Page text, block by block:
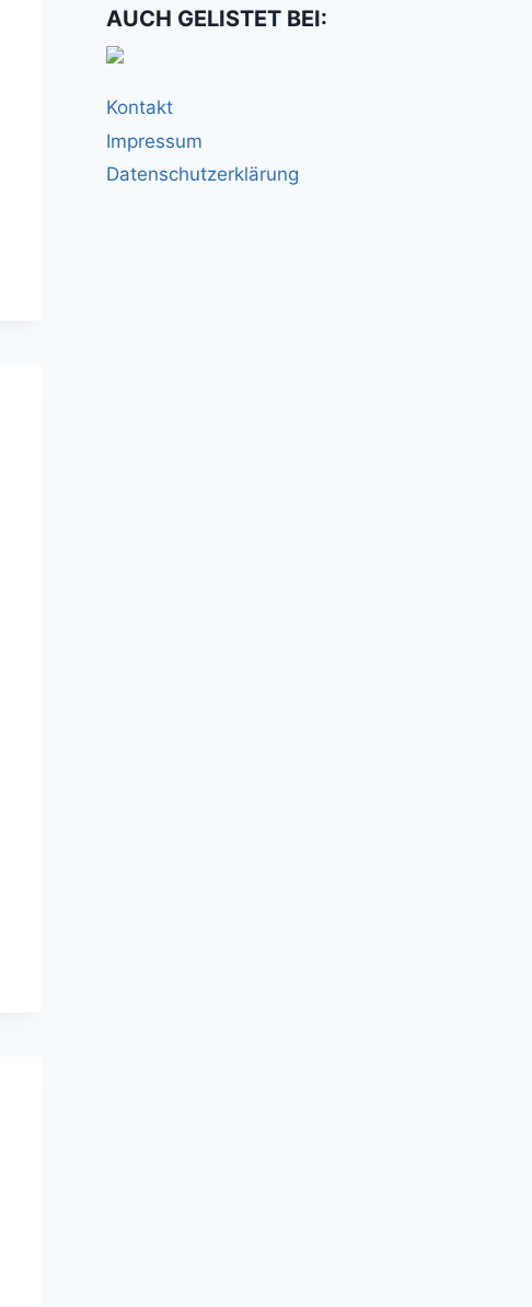
AUCH GELISTET BEI:
Kontakt
Impressum
Datenschutzerklärung